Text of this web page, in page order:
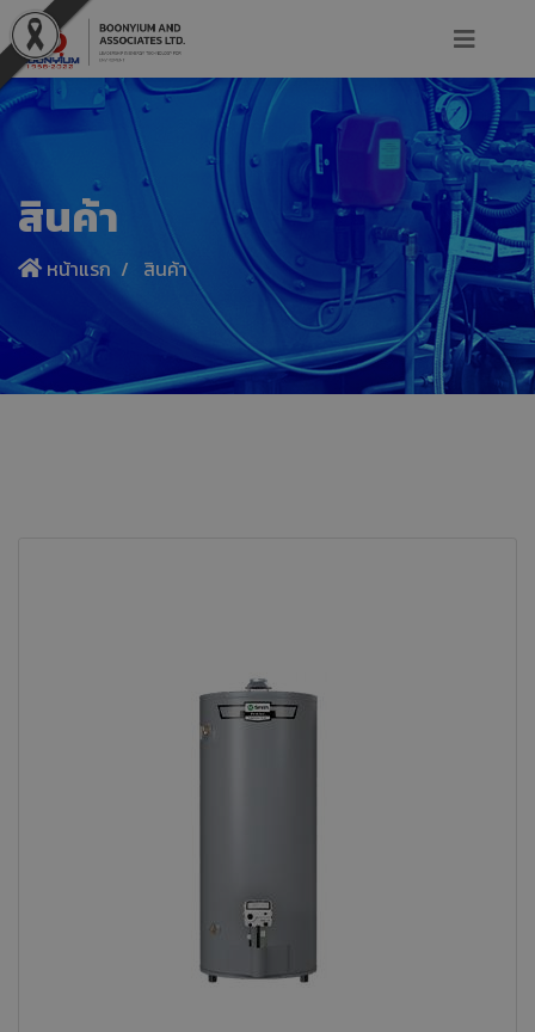
สินค้า
หน้าแรก สินค้า